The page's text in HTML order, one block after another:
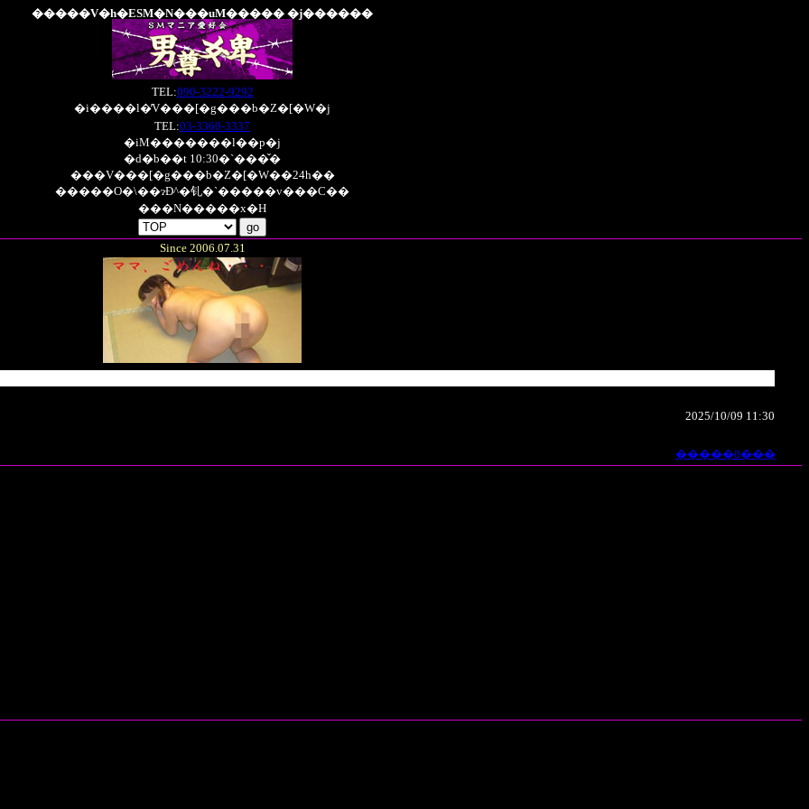
�����V�h�ESM�N���uM����� �j������
TEL:090-3222-9292
�i����l�̓V���[�g���b�Z�[�W�j
TEL:03-3360-3337
�iM�������l��p�j
�d�b��t 10:30�`���̌�
���V���[�g���b�Z�[�W��24h��
�����O�\��ɂĐ^�钆�`�����v���C��
���N�����x�H
Since 2006.07.31
2025/10/09 11:30
�����ƌ���